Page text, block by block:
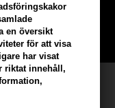
en översikt
för att visa
har visat
riktat innehåll,
när du handlar